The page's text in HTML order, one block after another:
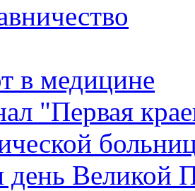
в медицине
"Первая
день Великой